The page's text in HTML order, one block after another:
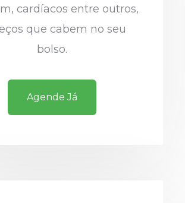
cardíacos entre outros,
que cabem no seu
bolso.
Agende Já